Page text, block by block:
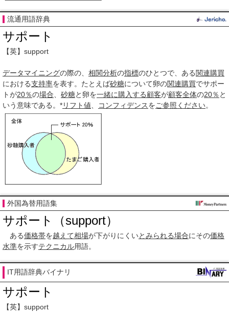
流通用語辞典
サポート
【英】support
データマイニングの際の、 相関分析の指標のひとつで、ある関連購買
における支持率を表す。たとえば砂糖について卵の関連購買でサポー
トが20％の場合 砂糖と卵を一緒に購入する顧客が顧客全体の20％ と
いう意味である。*リフト値 コンフィデンスをご参照 ください。
外国為替用語集
サポート（support）
ある価格帯を越えて相場が下がりにくいとみられる場合にその価格
水準を示すテクニカル用語。
IT用語辞典バイナリ
サポート
【英】support